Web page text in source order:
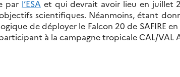
par l’ESA et qui devrait avoir lieu en juillet
scientifiques. Néanmoins, étant
de déployer le Falcon 20 de SAFIRE
à la campagne tropicale CAL/VAL